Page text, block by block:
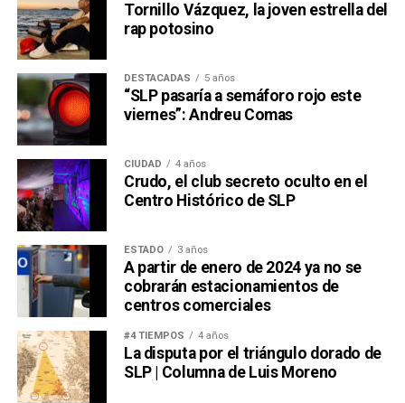
Tornillo Vázquez, la joven estrella del
rap potosino
DESTACADAS 5 años
“SLP pasaría a semáforo rojo este
viernes”: Andreu Comas
CIUDAD 4 años
Crudo, el club secreto oculto en el
Centro Histórico de SLP
ESTADO 3 años
A partir de enero de 2024 ya no se
cobrarán estacionamientos de
centros comerciales
#4 TIEMPOS 4 años
La disputa por el triángulo dorado de
SLP | Columna de Luis Moreno